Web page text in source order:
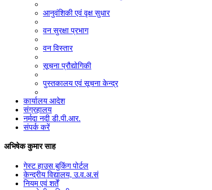
आनुवंशिकी एवं वृक्ष सुधार
वन सुरक्षा प्रभाग
वन विस्तार
सूचना प्रौद्योगिकी
पुस्तकालय एवं सूचना केन्द्र
कार्यालय आदेश
संग्रहालय
नर्मदा नदी डी.पी.आर.
संपर्क करें
अभिषेक कुमार साह
गेस्ट हाउस बुकिंग पोर्टल
केन्द्रीय विद्यालय, उ.व.अ.सं
नियम एवं शर्तें